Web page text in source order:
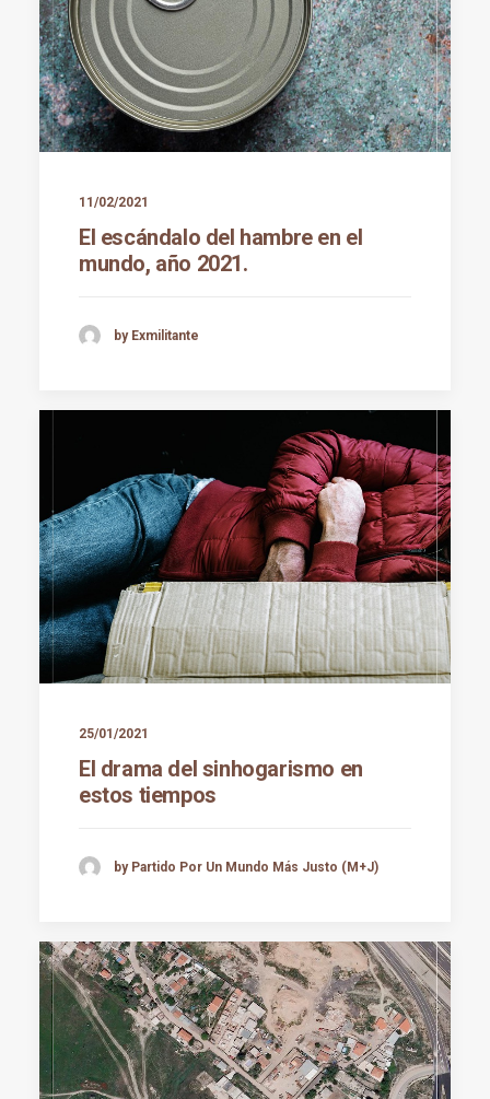
11/02/2021
El escándalo del hambre en el
mundo, año 2021.
by Exmilitante
25/01/2021
El drama del sinhogarismo en
estos tiempos
by Partido Por Un Mundo Más Justo (M+J)